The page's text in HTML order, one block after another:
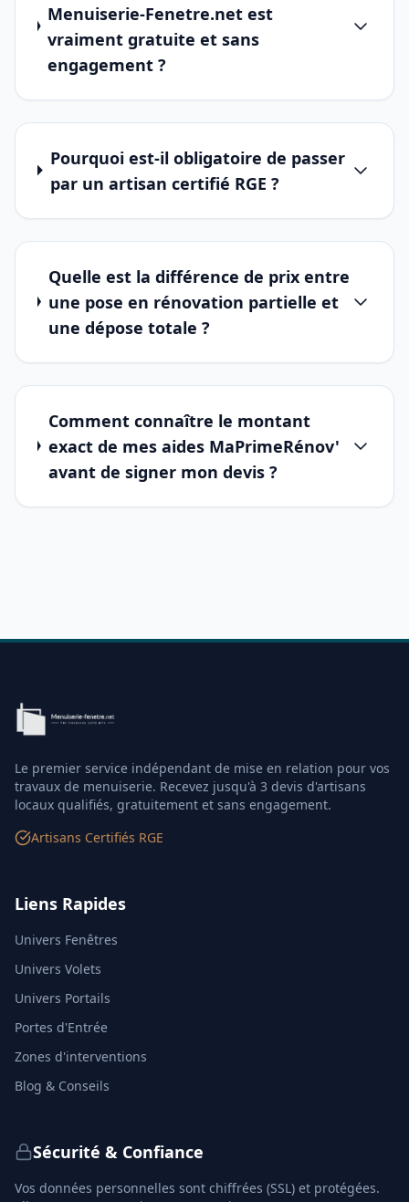
Menuiserie-Fenetre.net est
vraiment gratuite et sans
engagement ?
Pourquoi est-il obligatoire de passer
par un artisan certifié RGE ?
Quelle est la différence de prix entre
une pose en rénovation partielle et
une dépose totale ?
Comment connaître le montant
exact de mes aides MaPrimeRénov'
avant de signer mon devis ?
Le premier service indépendant de mise en relation pour vos
travaux de menuiserie. Recevez jusqu'à 3 devis d'artisans
locaux qualifiés, gratuitement et sans engagement.
Artisans Certifiés RGE
Liens Rapides
Univers Fenêtres
Univers Volets
Univers Portails
Portes d'Entrée
Zones d'interventions
Blog & Conseils
Sécurité & Confiance
Vos données personnelles sont chiffrées (SSL) et protégées.